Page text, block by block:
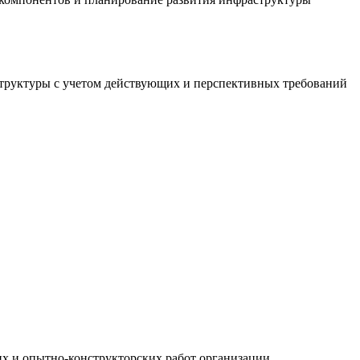
с учетом действующих и перспективных требований